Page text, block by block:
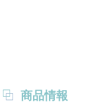
商品情報